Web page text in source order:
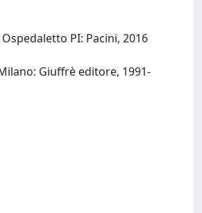
PI: Pacini, 2016
Giuffrè editore, 1991-